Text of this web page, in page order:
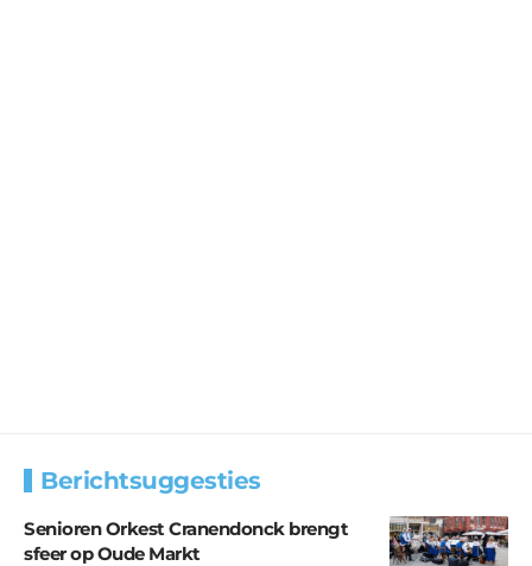
Berichtsuggesties
Senioren Orkest Cranendonck brengt
sfeer op Oude Markt